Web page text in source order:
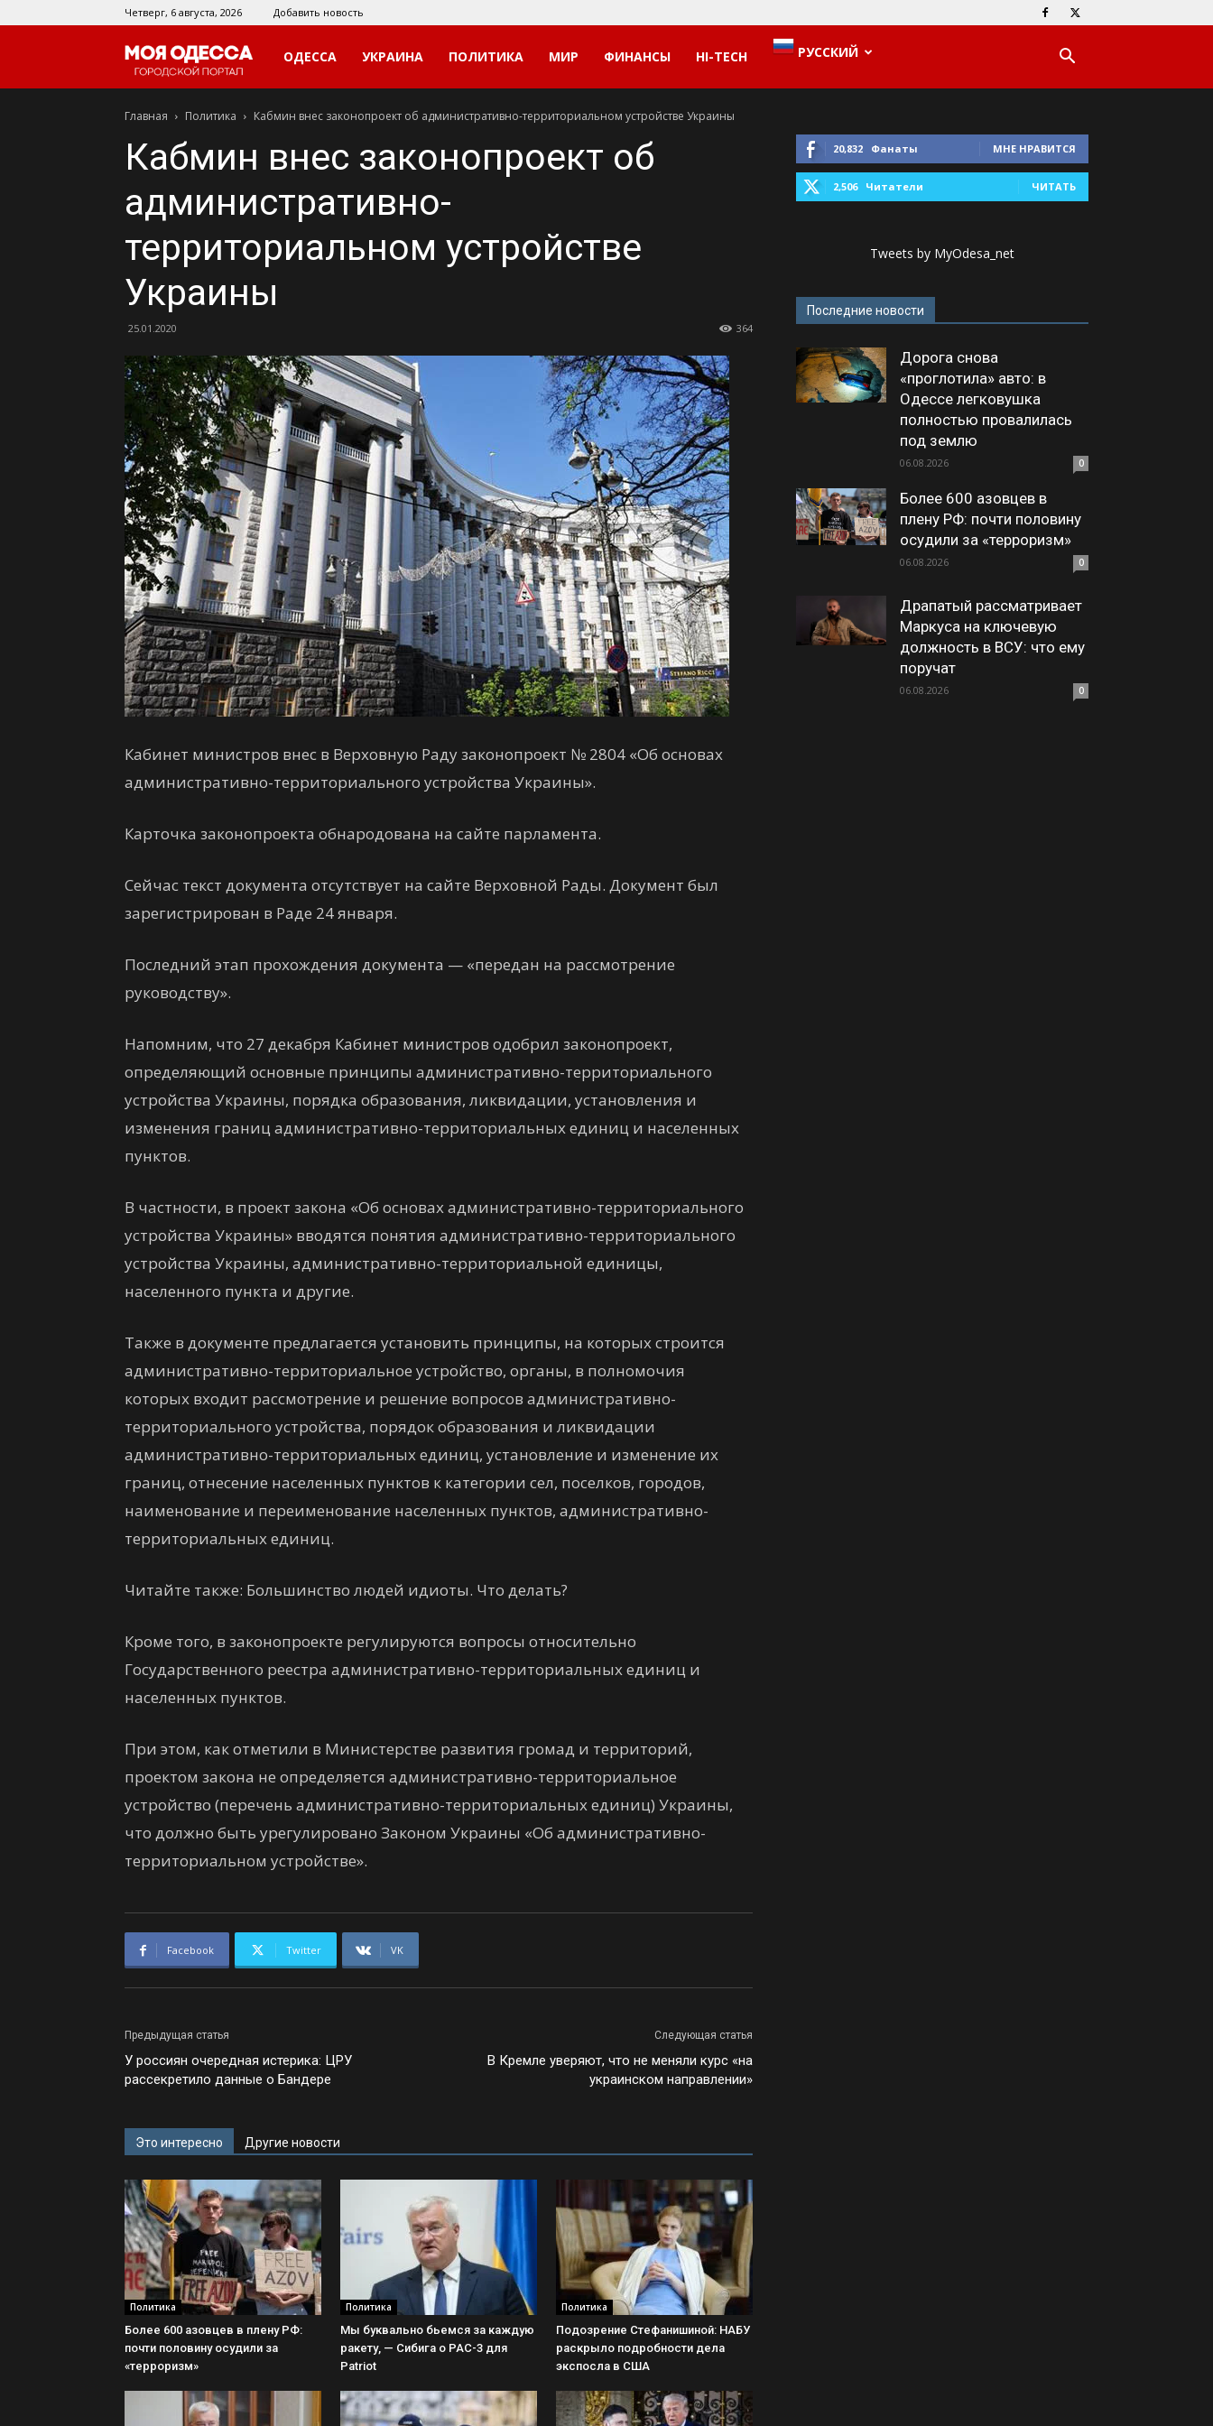
Четверг, 6 августа, 2026 Добавить новость
Моя
Одесса
ОДЕССА УКРАИНА ПОЛИТИКА МИР ФИНАНСЫ HI-TECH РУССКИЙ
Главная Политика Кабмин внес законопроект об административно-территориальном устройстве Украины
Кабмин внес законопроект об
административно-
территориальном устройстве
Украины
25.01.2020 364
Кабинет министров внес в Верховную Раду законопроект № 2804 «Об основах
административно-территориального устройства Украины».
Карточка законопроекта обнародована на сайте парламента.
Сейчас текст документа отсутствует на сайте Верховной Рады. Документ был
зарегистрирован в Раде 24 января.
Последний этап прохождения документа — «передан на рассмотрение
руководству».
Напомним, что 27 декабря Кабинет министров одобрил законопроект,
определяющий основные принципы административно-территориального
устройства Украины, порядка образования, ликвидации, установления и
изменения границ административно-территориальных единиц и населенных
пунктов.
В частности, в проект закона «Об основах административно-территориального
устройства Украины» вводятся понятия административно-территориального
устройства Украины, административно-территориальной единицы,
населенного пункта и другие.
Также в документе предлагается установить принципы, на которых строится
административно-территориальное устройство, органы, в полномочия
которых входит рассмотрение и решение вопросов административно-
территориального устройства, порядок образования и ликвидации
административно-территориальных единиц, установление и изменение их
границ, отнесение населенных пунктов к категории сел, поселков, городов,
наименование и переименование населенных пунктов, административно-
территориальных единиц.
Читайте также: Большинство людей идиоты. Что делать?
Кроме того, в законопроекте регулируются вопросы относительно
Государственного реестра административно-территориальных единиц и
населенных пунктов.
При этом, как отметили в Министерстве развития громад и территорий,
проектом закона не определяется административно-территориальное
устройство (перечень административно-территориальных единиц) Украины,
что должно быть урегулировано Законом Украины «Об административно-
территориальном устройстве».
Facebook Twitter VK
Предыдущая статья
У россиян очередная истерика: ЦРУ
рассекретило данные о Бандере
Следующая статья
В Кремле уверяют, что не меняли курс «на
украинском направлении»
Это интересно Другие новости
Политика
Более 600 азовцев в плену РФ:
почти половину осудили за
«терроризм»
Политика
Мы буквально бьемся за каждую
ракету, — Сибига о PAC-3 для
Patriot
Политика
Подозрение Стефанишиной: НАБУ
раскрыло подробности дела
экспосла в США
20,832 Фанаты МНЕ НРАВИТСЯ
2,506 Читатели ЧИТАТЬ
Tweets by MyOdesa_net
Последние новости
Дорога снова
«проглотила» авто: в
Одессе легковушка
полностью провалилась
под землю
06.08.2026 0
Более 600 азовцев в
плену РФ: почти половину
осудили за «терроризм»
06.08.2026 0
Драпатый рассматривает
Маркуса на ключевую
должность в ВСУ: что ему
поручат
06.08.2026 0